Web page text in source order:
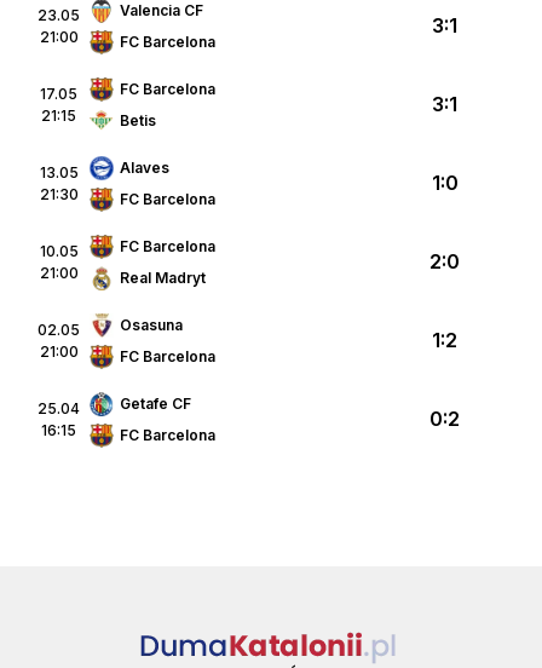
23.05
21:00
Valencia CF
FC Barcelona
3:1
17.05
21:15
FC Barcelona
Betis
3:1
13.05
21:30
Alaves
FC Barcelona
1:0
10.05
21:00
FC Barcelona
Real Madryt
2:0
02.05
21:00
Osasuna
FC Barcelona
1:2
25.04
16:15
Getafe CF
FC Barcelona
0:2